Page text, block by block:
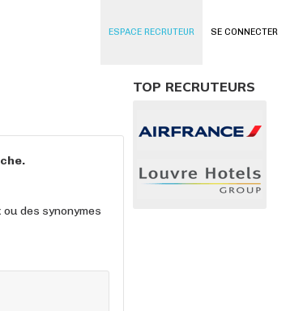
SE CONNECTER
ESPACE RECRUTEUR
des synonymes
TOP RECRUTEURS